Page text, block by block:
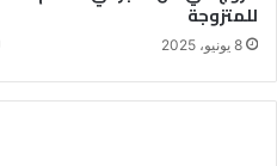
للمتزوجة
8 يونيو، 2025